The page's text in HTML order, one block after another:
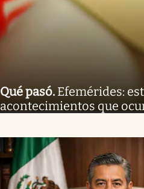
Qué pasó. Efemérides:
acontecimientos que